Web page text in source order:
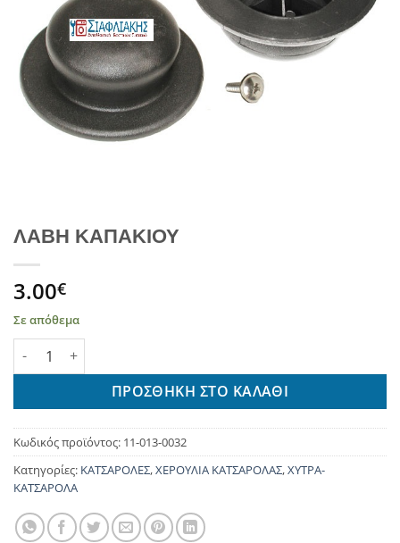
ΛΑΒΗ ΚΑΠΑΚΙΟΥ
3.00€
Σε απόθεμα
ΛΑΒΗ ΚΑΠΑΚΙΟΥ ποσότητα
ΠΡΟΣΘΉΚΗ ΣΤΟ ΚΑΛΆΘΙ
Κωδικός προϊόντος: 11-013-0032
Κατηγορίες: ΚΑΤΣΑΡΟΛΕΣ,ΧΕΡΟΥΛΙΑ ΚΑΤΣΑΡΟΛΑΣ,ΧΥΤΡΑ-
ΚΑΤΣΑΡΟΛΑ